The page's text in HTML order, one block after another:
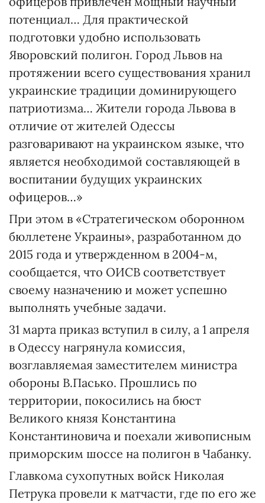
потенциал… Для практической
подготовки удобно использовать
Яворовский полигон. Город Львов на
протяжении всего существования хранил
украинские традиции доминирующего
патриотизма… Жители города Львова в
отличие от жителей Одессы
разговаривают на украинском языке, что
является необходимой составляющей в
воспитании будущих украинских
офицеров…»
При этом в «Стратегическом оборонном
бюллетене Украины», разработанном до
2015 года и утвержденном в 2004-м,
сообщается, что ОИСВ соответствует
своему назначению и может успешно
выполнять учебные задачи.
31 марта приказ вступил в силу, а 1 апреля
в Одессу нагрянула комиссия,
возглавляемая заместителем министра
обороны В.Пасько. Прошлись по
территории, покосились на бюст
Великого князя Константина
Константиновича и поехали живописным
приморским шоссе на полигон в Чабанку.
Главкома сухопутных войск Николая
Петрука провели к матчасти, где по его же